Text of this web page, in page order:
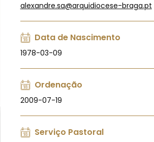
alexandre.sa@arquidiocese-braga.pt
Data de Nascimento
1978-03-09
Ordenação
2009-07-19
Serviço Pastoral